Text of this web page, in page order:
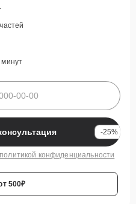
-25%
политикой конфиденциальности
500₽